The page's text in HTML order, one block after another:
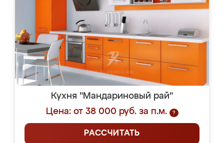
Кухня "Мандариновый рай"
Цена: от 38 000 руб. за п.м.
?
РАССЧИТАТЬ